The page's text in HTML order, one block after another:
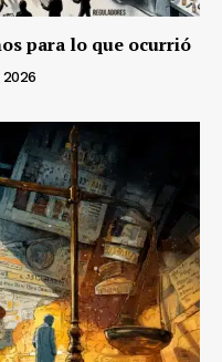
para lo que ocurrió
2026